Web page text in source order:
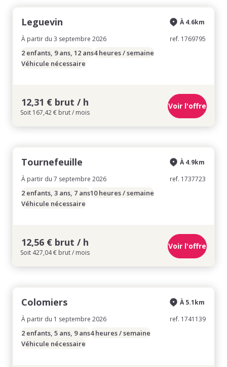
Leguevin
À partir du 3 septembre 2026
À 4.6km
ref. 1769795
2 enfants, 9 ans, 12 ans4 heures / semaine
Véhicule nécessaire
12,31 € brut / h
Soit 167,42 € brut / mois
Voir l'offre
Tournefeuille
À partir du 7 septembre 2026
À 4.9km
ref. 1737723
2 enfants, 3 ans, 7 ans10 heures / semaine
Véhicule nécessaire
12,56 € brut / h
Soit 427,04 € brut / mois
Voir l'offre
Colomiers
À partir du 1 septembre 2026
À 5.1km
ref. 1741139
2 enfants, 5 ans, 9 ans4 heures / semaine
Véhicule nécessaire